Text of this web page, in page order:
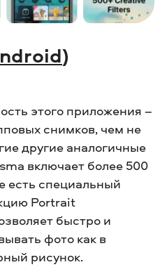
)
этого приложения –
снимков, чем не
другие аналогичные
включает более 500
есть специальный
Portrait
быстро и
фото как в
рисунок.